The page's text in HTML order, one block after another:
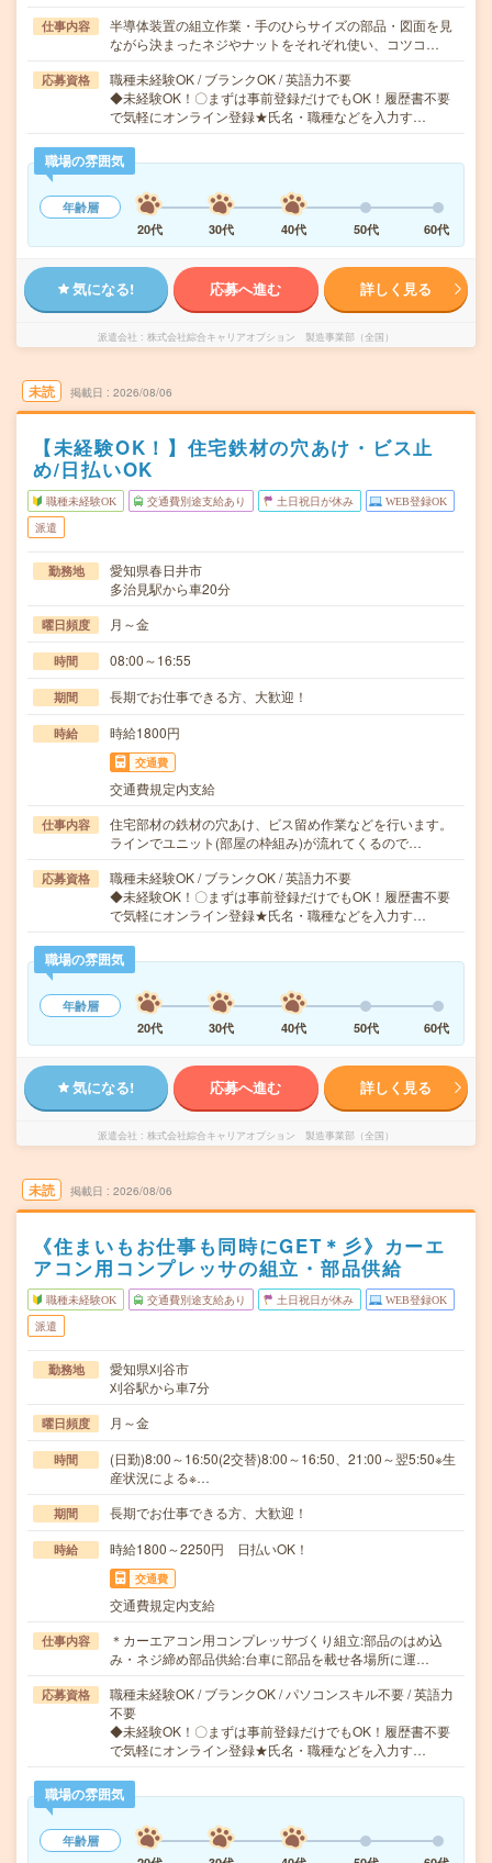
仕事内容
半導体装置の組立作業・手のひらサイズの部品・図面を見
ながら決まったネジやナットをそれぞれ使い、コツコ…
応募資格
職種未経験OK / ブランクOK / 英語力不要
◆未経験OK！〇まずは事前登録だけでもOK！履歴書不要
で気軽にオンライン登録★氏名・職種などを入力す…
職場の雰囲気
年齢層
20代
30代 40代 50代 60代
気になる! 応募へ進む 詳しく見る
派遣会社 株式会社綜合キャリアオプション 製造事業部（全国）
未読 掲載日 2026/08/06
【未経験OK！】住宅鉄材の穴あけ・ビス止
め/日払いOK
職種未経験OK 交通費別途支給あり 土日祝日が休み WEB登録OK
派遣
勤務地
愛知県春日井市
多治見駅から車20分
曜日頻度 月～金
時間 08:00～16:55
期間 長期でお仕事できる方、大歓迎！
時給 時給1800円
交通費
交通費規定内支給
仕事内容
住宅部材の鉄材の穴あけ、ビス留め作業などを行います。
ラインでユニット(部屋の枠組み)が流れてくるので…
応募資格
職種未経験OK / ブランクOK / 英語力不要
◆未経験OK！〇まずは事前登録だけでもOK！履歴書不要
で気軽にオンライン登録★氏名・職種などを入力す…
職場の雰囲気
年齢層
20代
30代 40代 50代 60代
気になる! 応募へ進む 詳しく見る
派遣会社 株式会社綜合キャリアオプション 製造事業部（全国）
未読 掲載日 2026/08/06
《住まいもお仕事も同時にGET＊彡》カーエ
アコン用コンプレッサの組立・部品供給
職種未経験OK 交通費別途支給あり 土日祝日が休み WEB登録OK
派遣
勤務地
愛知県刈谷市
刈谷駅から車7分
曜日頻度 月～金
時間
(日勤)8:00～16:50(2交替)8:00～16:50、21:00～翌5:50※生
産状況による※…
期間 長期でお仕事できる方、大歓迎！
時給 時給1800～2250円 日払いOK！
交通費
交通費規定内支給
仕事内容
＊カーエアコン用コンプレッサづくり組立:部品のはめ込
み・ネジ締め部品供給:台車に部品を載せ各場所に運…
応募資格
職種未経験OK / ブランクOK / パソコンスキル不要 / 英語力
不要
◆未経験OK！〇まずは事前登録だけでもOK！履歴書不要
で気軽にオンライン登録★氏名・職種などを入力す…
職場の雰囲気
年齢層